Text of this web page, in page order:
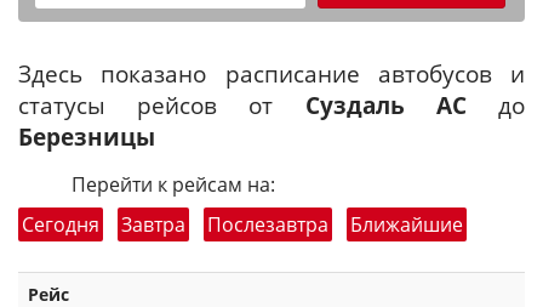
Здесь показано расписание автобусов и
статусы рейсов от Суздаль АСдо
Березницы
Перейти к рейсам на:
Сегодня
Завтра Послезавтра Ближайшие
Рейс